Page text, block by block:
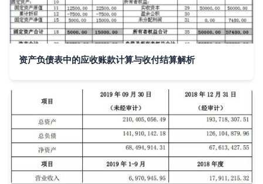
资产负债表中的应收账款计算与收付结算解析